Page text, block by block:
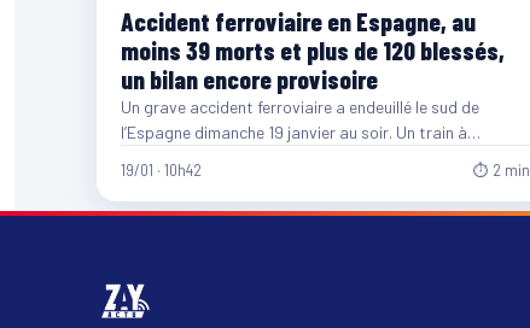
Accident ferroviaire en Espagne, au
moins 39 morts et plus de 120 blessés,
un bilan encore provisoire
Un grave accident ferroviaire a endeuillé le sud de
l’Espagne dimanche 19 janvier au soir. Un train à…
19/01 · 10h42 ⏱ 2 min